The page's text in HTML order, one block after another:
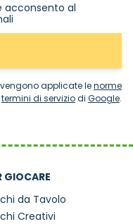
acconsento al
vengono applicate lenorme
termini di serviziodi Google.
GIOCARE
da Tavolo
Creativi